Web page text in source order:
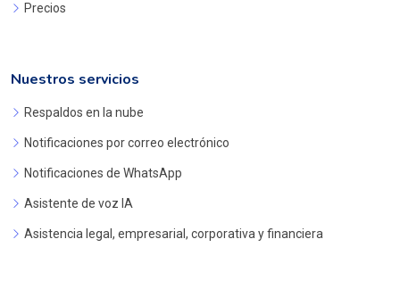
Precios
Nuestros servicios
Respaldos en la nube
Notificaciones por correo electrónico
Notificaciones de WhatsApp
Asistente de voz IA
Asistencia legal, empresarial, corporativa y financiera